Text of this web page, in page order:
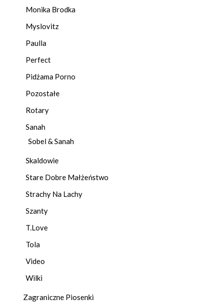
Monika Brodka
Myslovitz
Paulla
Perfect
Pidżama Porno
Pozostałe
Rotary
Sanah
Sobel & Sanah
Skaldowie
Stare Dobre Małżeństwo
Strachy Na Lachy
Szanty
T.Love
Tola
Video
Wilki
Zagraniczne Piosenki